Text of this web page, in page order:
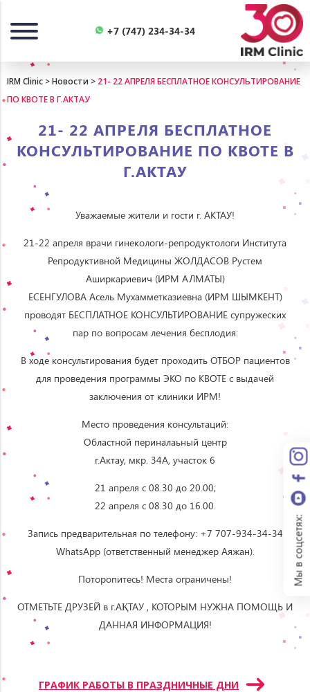
+7 (747) 234-34-34
IRM Clinic >Новости > 21- 22 АПРЕЛЯ БЕСПЛАТНОЕ КОНСУЛЬТИРОВАНИЕ
ПО КВОТЕ В Г.АКТАУ
21- 22 АПРЕЛЯ БЕСПЛАТНОЕ
КОНСУЛЬТИРОВАНИЕ ПО КВОТЕ В
Г.АКТАУ
Уважаемые жители и гости г. АКТАУ!
21-22 апреля врачи гинекологи-репродуктологи Института
Репродуктивной Медицины ЖОЛДАСОВ Рустем
Аширкариевич (ИРМ АЛМАТЫ)
ЕСЕНГУЛОВА Асель Мухамметказиевна (ИРМ ШЫМКЕНТ)
проводят БЕСПЛАТНОЕ КОНСУЛЬТИРОВАНИЕ супружеских
пар по вопросам лечения бесплодия:
В ходе консультирования будет проходить ОТБОР пациентов
для проведения программы ЭКО по КВОТЕ с выдачей
заключения от клиники ИРМ!
Место проведения консультаций:
Областной периналаьный центр
г.Актау, мкр. 34А, участок 6
21 апреля с 08.30 до 20.00;
22 апреля с 08.30 до 16.00.
Запись предварительная по телефону: +7 707-934-34-34
WhatsApp (ответственный менеджер Аяжан).
Поторопитесь! Места ограничены!
ОТМЕТЬТЕ ДРУЗЕЙ в г.АҚТАУ , КОТОРЫМ НУЖНА ПОМОЩЬ И
ДАННАЯ ИНФОРМАЦИЯ!
Навигация
ГРАФИК РАБОТЫ В ПРАЗДНИЧНЫЕ ДНИ
Мы в соцсетях: